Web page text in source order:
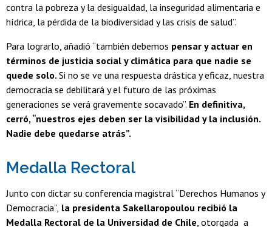
contra la pobreza y la desigualdad, la inseguridad alimentaria e
hídrica, la pérdida de la biodiversidad y las crisis de salud”.
Para lograrlo, añadió “también debemos pensar y actuar en
términos de justicia social y climática para que nadie se
quede solo. Si no se ve una respuesta drástica y eficaz, nuestra
democracia se debilitará y el futuro de las próximas
generaciones se verá gravemente socavado”. En definitiva,
cerró, “nuestros ejes deben ser la visibilidad y la inclusión.
Nadie debe quedarse atrás”.
Medalla Rectoral
Junto con dictar su conferencia magistral “Derechos Humanos y
Democracia”, la presidenta Sakellaropoulou recibió la
Medalla Rectoral de la Universidad de Chile, otorgada a